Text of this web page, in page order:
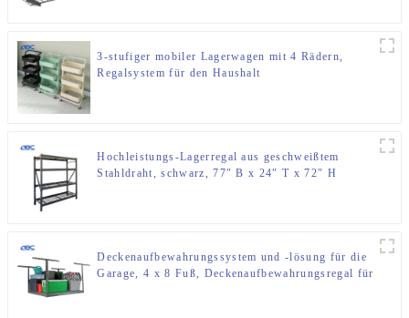
3-stufiger mobiler Lagerwagen mit 4 Rädern,
Regalsystem für den Haushalt
Hochleistungs-Lagerregal aus geschweißtem
Stahldraht, schwarz, 77″ B x 24″ T x 72″ H
Deckenaufbewahrungssystem und -lösung für die
Garage, 4 x 8 Fuß, Deckenaufbewahrungsregal für